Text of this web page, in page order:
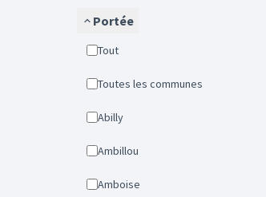
Portée
Tout
Toutes les communes
Abilly
Ambillou
Amboise